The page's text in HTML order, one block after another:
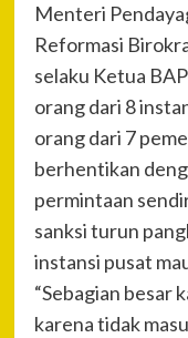
Menteri
Reformasi
selaku Ketua
orang dari 8
orang dari 7
berhentikan
permintaan
sanksi turun
instansi pusat
“Sebagian besar
karena tidak